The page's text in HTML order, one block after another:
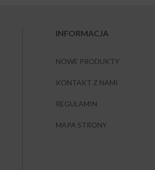
INFORMACJA
NOWE PRODUKTY
KONTAKT Z NAMI
REGULAMIN
MAPA STRONY